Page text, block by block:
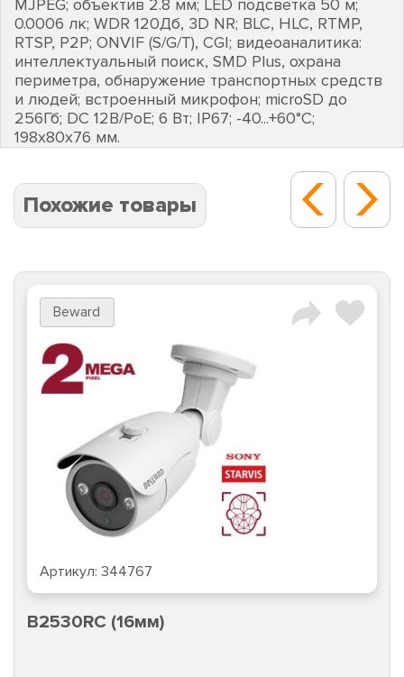
MJPEG; объектив 2.8 мм; LED подсветка 50 м;
0.0006 лк; WDR 120Дб, 3D NR; BLC, HLC, RTMP,
RTSP, P2P; ONVIF (S/G/T), CGI; видеоаналитика:
интеллектуальный поиск, SMD Plus, охрана
периметра, обнаружение транспортных средств
и людей; встроенный микрофон; microSD до
256Гб; DC 12В/PoE; 6 Вт; IP67; -40...+60°C;
198х80х76 мм.
Похожие товары
Beward
Артикул: 344767
B2530RC (16мм)